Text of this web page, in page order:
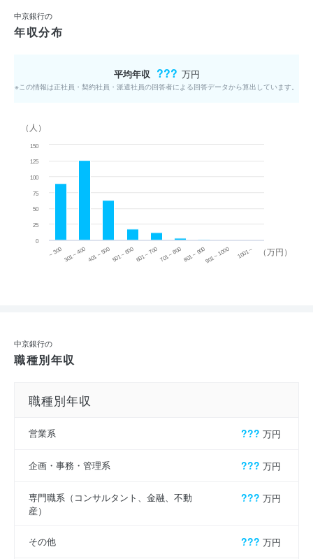
中京銀行の
年収分布
平均年収 ??? 万円
※この情報は正社員・契約社員・派遣社員の回答者による回答データから算出しています。
（万円）
（人）
~ 300 301 ~ 400 401 ~ 500501 ~ 600601 ~ 700701 ~ 800801 ~ 900901 ~ 1000 1001 ~
0
25
50
75
100
125
150
中京銀行の
職種別年収
職種別年収
営業系 ??? 万円
企画・事務・管理系 ??? 万円
専門職系（コンサルタント、金融、不動
産）
??? 万円
その他 ??? 万円